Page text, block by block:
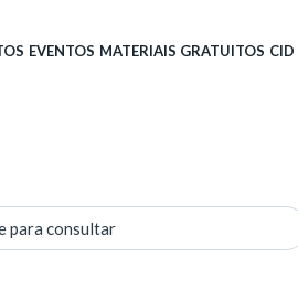
EVENTOS MATERIAIS GRATUITOS CID
para consultar